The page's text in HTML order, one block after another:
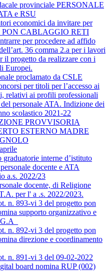
provinciale PERSONALE
e RSU
economici da invitare per
PON CABLAGGIO RETI
per procedere ad affido
36 comma 2.a per i lavori
il progetto da realizzare con i
Europei.
proclamato da CSLE
per titoli per l’accesso ai
relativi ai profili professionali
personale ATA. Indizione dei
scolastico 2021-22
PROVVISORIA
ESTERNO MADRE
interne d’istituto
docente e ATA
a.s. 2022/23
docente, di Religione
per l' a .s. 2022/2023.
n. 893-vi 3 del progetto pon
supporto organizzativo e
n. 892-vi 3 del progetto pon
direzione e coordinamento
n. 891-vi 3 del 09-02-2022
board nomina RUP (002)